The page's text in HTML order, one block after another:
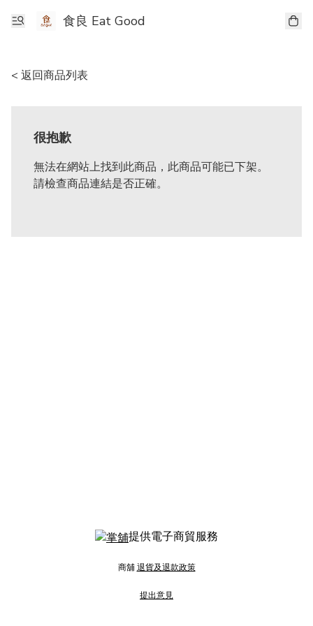
食良 Eat Good
< 返回商品列表
很抱歉
無法在網站上找到此商品，此商品可能已下架。
請檢查商品連結是否正確。
提供電子商貿服務
商舖退貨及退款政策
提出意見